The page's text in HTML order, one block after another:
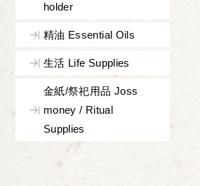
holder
精油 Essential Oils
生活 Life Supplies
金紙/祭祀用品 Joss
money / Ritual
Supplies